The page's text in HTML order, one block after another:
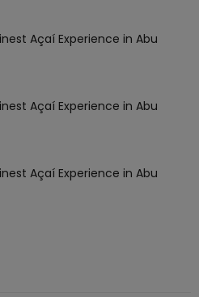
Açaí Experience in Abu
Açaí Experience in Abu
Açaí Experience in Abu